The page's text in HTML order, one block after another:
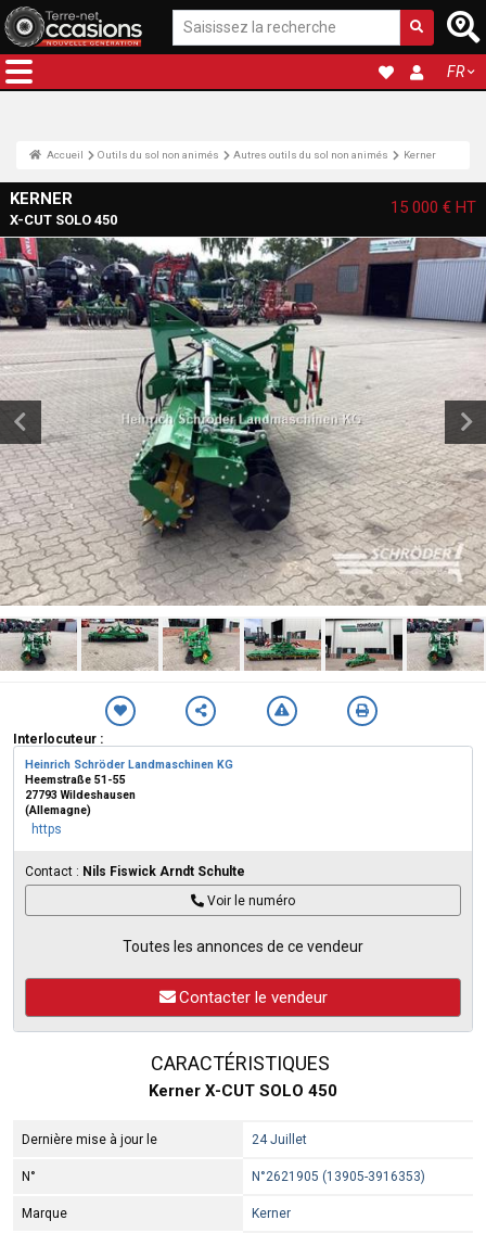
FR
Accueil Outils du sol non animés Autres outils du sol non animés Kerner
KERNER
X-CUT SOLO 450
15 000 € HT
Interlocuteur :
Heinrich Schröder Landmaschinen KG
Heemstraße 51-55
27793 Wildeshausen
(Allemagne)
https
Contact : Nils Fiswick Arndt Schulte
Voir le numéro
Toutes les annonces de ce vendeur
Contacter le vendeur
CARACTÉRISTIQUES
Kerner X-CUT SOLO 450
Dernière mise à jour le 24 Juillet
N° N°2621905 (13905-3916353)
Marque Kerner